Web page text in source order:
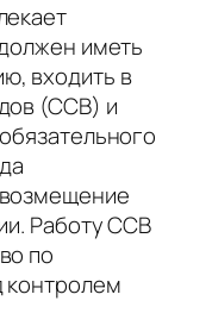
иметь
входить в
(ССВ) и
Работу ССВ
по
контролем